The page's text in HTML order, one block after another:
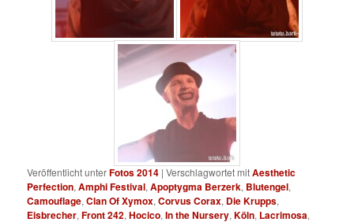
Veröffentlicht unterFotos 2014 |Verschlagwortet mitAesthetic
Perfection,Amphi Festival,Apoptygma Berzerk, Blutengel,
Camouflage,Clan Of Xymox,Corvus Corax, Die Krupps,
Eisbrecher,Front 242,Hocico,In the Nursery,Köln, Lacrimosa,